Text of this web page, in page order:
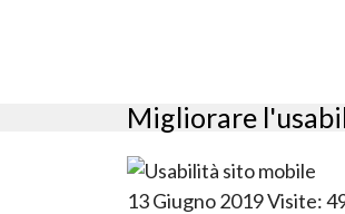
Migliorare
13 Giugno 2019Visite: